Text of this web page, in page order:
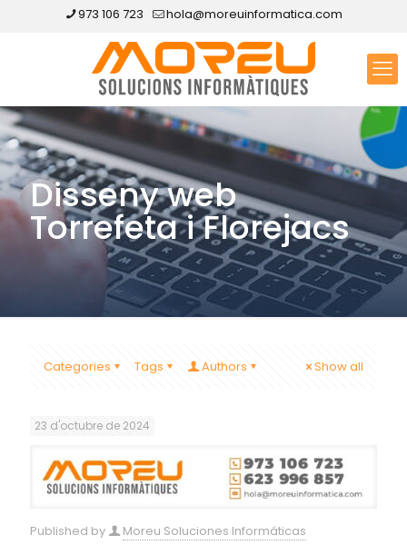
973 106 723 hola@moreuinformatica.com
Disseny web
Torrefeta i Florejacs
Categories Tags Authors Show all
23 d'octubre de 2024
Published by Moreu Soluciones Informáticas